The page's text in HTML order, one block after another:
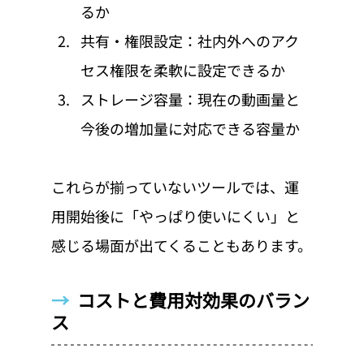
るか
共有・権限設定：社内外へのアク
セス権限を柔軟に設定できるか
ストレージ容量：現在の動画量と
今後の増加量に対応できる容量か
これらが揃っていないツールでは、運
用開始後に「やっぱり使いにくい」と
感じる場面が出てくることもあります。
→ コストと費用対効果のバラン
ス